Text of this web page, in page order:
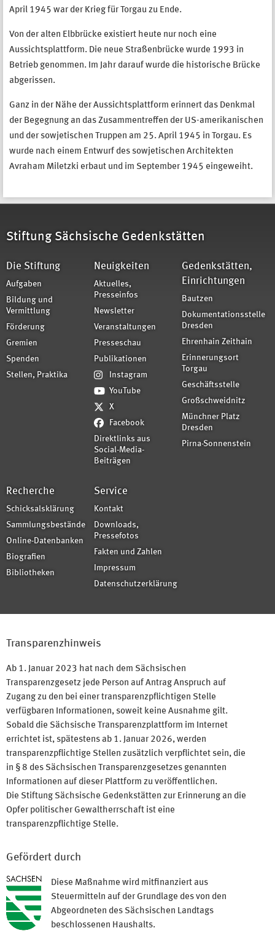
April 1945 war der Krieg für Torgau zu Ende.
Von der alten Elbbrücke existiert heute nur noch eine
Aussichtsplattform. Die neue Straßenbrücke wurde 1993 in
Betrieb genommen. Im Jahr darauf wurde die historische Brücke
abgerissen.
Ganz in der Nähe der Aussichtsplattform erinnert das Denkmal
der Begegnung an das Zusammentreffen der US-amerikanischen
und der sowjetischen Truppen am 25. April 1945 in Torgau. Es
wurde nach einem Entwurf des sowjetischen Architekten
Avraham Miletzki erbaut und im September 1945 eingeweiht.
Stiftung Sächsische Gedenkstätten
Die Stiftung
Aufgaben
Bildung und
Vermittlung
Förderung
Gremien
Spenden
Stellen, Praktika
Neuigkeiten
Aktuelles,
Presseinfos
Newsletter
Veranstaltungen
Presseschau
Publikationen
Instagram
YouTube
X
Facebook
Direktlinks aus
Social-Media-
Beiträgen
Gedenkstätten,
Einrichtungen
Bautzen
Dokumentationsstelle
Dresden
Ehrenhain Zeithain
Erinnerungsort
Torgau
Geschäftsstelle
Großschweidnitz
Münchner Platz
Dresden
Pirna-Sonnenstein
Recherche
Schicksalsklärung
Sammlungsbestände
Online-Datenbanken
Biografien
Bibliotheken
Service
Kontakt
Downloads,
Pressefotos
Fakten und Zahlen
Impressum
Datenschutzerklärung
Transparenzhinweis
Ab 1. Januar 2023 hat nach dem Sächsischen
Transparenzgesetz jede Person auf Antrag Anspruch auf
Zugang zu den bei einer transparenzpflichtigen Stelle
verfügbaren Informationen, soweit keine Ausnahme gilt.
Sobald die Sächsische Transparenzplattform im Internet
errichtet ist, spätestens ab 1. Januar 2026, werden
transparenzpflichtige Stellen zusätzlich verpflichtet sein, die
in § 8 des Sächsischen Transparenzgesetzes genannten
Informationen auf dieser Plattform zu veröffentlichen.
Die Stiftung Sächsische Gedenkstätten zur Erinnerung an die
Opfer politischer Gewaltherrschaft ist eine
transparenzpflichtige Stelle.
Gefördert durch
Diese Maßnahme wird mitfinanziert aus
Steuermitteln auf der Grundlage des von den
Abgeordneten des Sächsischen Landtags
beschlossenen Haushalts.